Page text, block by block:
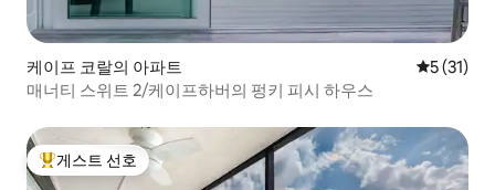
케이프 코랄의 아파트 평점 5점
5 (31)
매너티 스위트 2/케이프하버의 펑키 피시 하우스
상위 게스트 선호
게스트 선호